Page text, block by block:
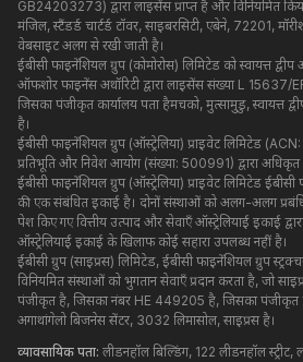
GB24203273) द्वारा लाइसेंस प्राप्त है और विनियमित
मंजिल, स्टैंडर्ड चार्टर्ड टॉवर, साइबरसिटी, एबेने, 72201,
वेबसाइट अलग से रखी जाती है।
ईबीसी फाइनेंशियल ग्रुप (कोमोरोस) लिमिटेड को स्वायत्त
ऑफशोर फाइनेंस अथॉरिटी द्वारा लाइसेंस संख्या L 15637/
जिसका पंजीकृत कार्यालय पता हैमचको, मुत्सामुडु, स्वायत्त
है।
ईबीसी फाइनेंशियल ग्रुप (ऑस्ट्रेलिया) प्राइवेट लिमिटेड
प्रतिभूति और निवेश आयोग (संख्या: 500991) द्वारा अधिकृत
ईबीसी फाइनेंशियल ग्रुप (ऑस्ट्रेलिया) प्राइवेट लिमिटेड
की एक संबंधित इकाई है। दोनों संस्थाओं को अलग-अलग
पेश किए गए वित्तीय उत्पाद और सेवाएँ ऑस्ट्रेलियाई इकाई
ऑस्ट्रेलियाई इकाई के खिलाफ कोई सहारा उपलब्ध नहीं है।
ईबीसी ग्रुप (साइप्रस) लिमिटेड, ईबीसी फाइनेंशियल ग्रुप
विनियमित संस्थाओं को भुगतान सेवाएँ प्रदान करता है, जो
पंजीकृत है, जिसका नंबर HE 449205 है, जिसका पंजीकृत
अगाथांगेलो बिजनेस सेंटर, 3032 लिमासोल, साइप्रस है।
व्यावसायिक पता: लीडनहॉल बिल्डिंग, 122 लीडनहॉल